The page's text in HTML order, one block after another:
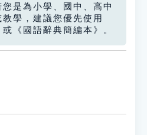
是為小學、國中、高中
教學，建議您優先使用
或《國語辭典簡編本》。